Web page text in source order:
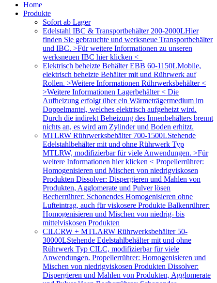
Home
Produkte
Sofort ab Lager
Edelstahl IBC & Transportbehälter 200-2000LHier
finden Sie gebrauchte und werksneue Transportbehälter
und IBC. >Für weitere Informationen zu unseren
werksneuen IBC hier klicken <
Elektrisch beheizte Behälter EBB 60-1150LMobile,
elektrisch beheizte Behälter mit und Rührwerk auf
Rollen. >Weitere Informationen Rührwerksbehälter <
>Weitere Informationen Lagerbehälter < Die
Aufheizung erfolgt über ein Wärmeträgermedium im
Doppelmantel, welches elektrisch aufgeheizt wird.
Durch die indirekt Beheizung des Innenbehälters brennt
nichts an, es wird am Zylinder und Boden erhitzt.
MTLRW Rührwerksbehälter 700-1500LStehende
Edelstahlbehälter mit und ohne Rührwerk Typ
MTLRW, modifizierbar für viele Anwendungen. >Für
weitere Informationen hier klicken < Propellerrührer:
Homogenisieren und Mischen von niedrigviskosen
Produkten Dissolver: Dispergieren und Mahlen von
Produkten, Agglomerate und Pulver lösen
Becherrührer: Schonendes Homogenisieren ohne
Lufteintrag, auch für viskosere Produkte Balkenrührer:
Homogenisieren und Mischen von niedrig- bis
mittelviskosen Produkten
CILCRW + MTLARW Rührwerksbehälter 50-
30000LStehende Edelstahlbehälter mit und ohne
Rührwerk Typ CILC, modifizierbar für viele
Anwendungen. Propellerrührer: Homogenisieren und
Mischen von niedrigviskosen Produkten Dissolver:
Dispergieren und Mahlen von Produkten, Agglomerate